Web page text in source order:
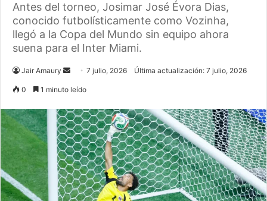
Antes del torneo, Josimar José Évora Dias,
conocido futbolísticamente como Vozinha,
llegó a la Copa del Mundo sin equipo ahora
suena para el Inter Miami.
Jair Amaury
Send
an
7 julio, 2026 Última actualización: 7 julio, 2026
0 1 minuto leído